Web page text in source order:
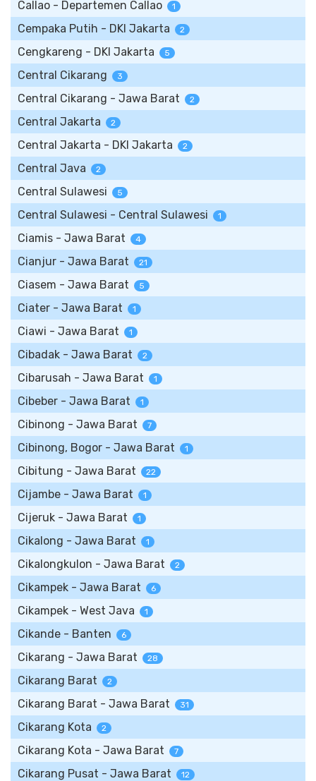
Callao - Departemen Callao 1
Cempaka Putih - DKI Jakarta 2
Cengkareng - DKI Jakarta 5
Central Cikarang 3
Central Cikarang - Jawa Barat 2
Central Jakarta 2
Central Jakarta - DKI Jakarta 2
Central Java 2
Central Sulawesi 5
Central Sulawesi - Central Sulawesi 1
Ciamis - Jawa Barat 4
Cianjur - Jawa Barat 21
Ciasem - Jawa Barat 5
Ciater - Jawa Barat 1
Ciawi - Jawa Barat 1
Cibadak - Jawa Barat 2
Cibarusah - Jawa Barat 1
Cibeber - Jawa Barat 1
Cibinong - Jawa Barat 7
Cibinong, Bogor - Jawa Barat 1
Cibitung - Jawa Barat 22
Cijambe - Jawa Barat 1
Cijeruk - Jawa Barat 1
Cikalong - Jawa Barat 1
Cikalongkulon - Jawa Barat 2
Cikampek - Jawa Barat 6
Cikampek - West Java 1
Cikande - Banten 6
Cikarang - Jawa Barat 28
Cikarang Barat 2
Cikarang Barat - Jawa Barat 31
Cikarang Kota 2
Cikarang Kota - Jawa Barat 7
Cikarang Pusat - Jawa Barat 12